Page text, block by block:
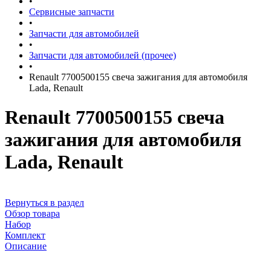
Сервисные запчасти
•
Запчасти для автомобилей
•
Запчасти для автомобилей (прочее)
•
Renault 7700500155 свеча зажигания для автомобиля
Lada, Renault
Renault 7700500155 свеча
зажигания для автомобиля
Lada, Renault
Вернуться в раздел
Обзор товара
Набор
Комплект
Описание